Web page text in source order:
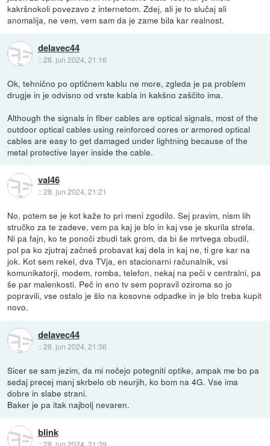
kakršnokoli povezavo z internetom. Zdej, ali je to slučaj ali
anomalija, ne vem, vem sam da je zame bila kar realnost.
delavec44
::28. jun 2024, 21:16
Ok, tehnično po optičnem kablu ne more, zgleda je pa problem
drugje in je odvisno od vrste kabla in kakšno zaščito ima.
Although the signals in fiber cables are optical signals, most of the
outdoor optical cables using reinforced cores or armored optical
cables are easy to get damaged under lightning because of the
metal protective layer inside the cable.
val46
::28. jun 2024, 21:21
No, potem se je kot kaže to pri meni zgodilo. Sej pravim, nism lih
stručko za te zadeve, vem pa kaj je blo in kaj vse je skurila strela.
Ni pa fajn, ko te ponoči zbudi tak grom, da bi še mrtvega obudil,
pol pa ko zjutraj začneš probavat kaj dela in kaj ne, ti gre kar na
jok. Kot sem rekel, dva TVja, en stacionarni računalnik, vsi
komunikatorji, modem, romba, telefon, nekaj na peči v centralni, pa
še par malenkosti. Peč in eno tv sem popravil oziroma so jo
popravili, vse ostalo je šlo na kosovne odpadke in je blo treba kupit
novo.
delavec44
::28. jun 2024, 21:36
Sicer se sam jezim, da mi nočejo potegniti optike, ampak me bo pa
sedaj precej manj skrbelo ob neurjih, ko bom na 4G. Vse ima
dobre in slabe strani.
Baker je pa itak najbolj nevaren.
blink
::28. jun 2024, 21:39